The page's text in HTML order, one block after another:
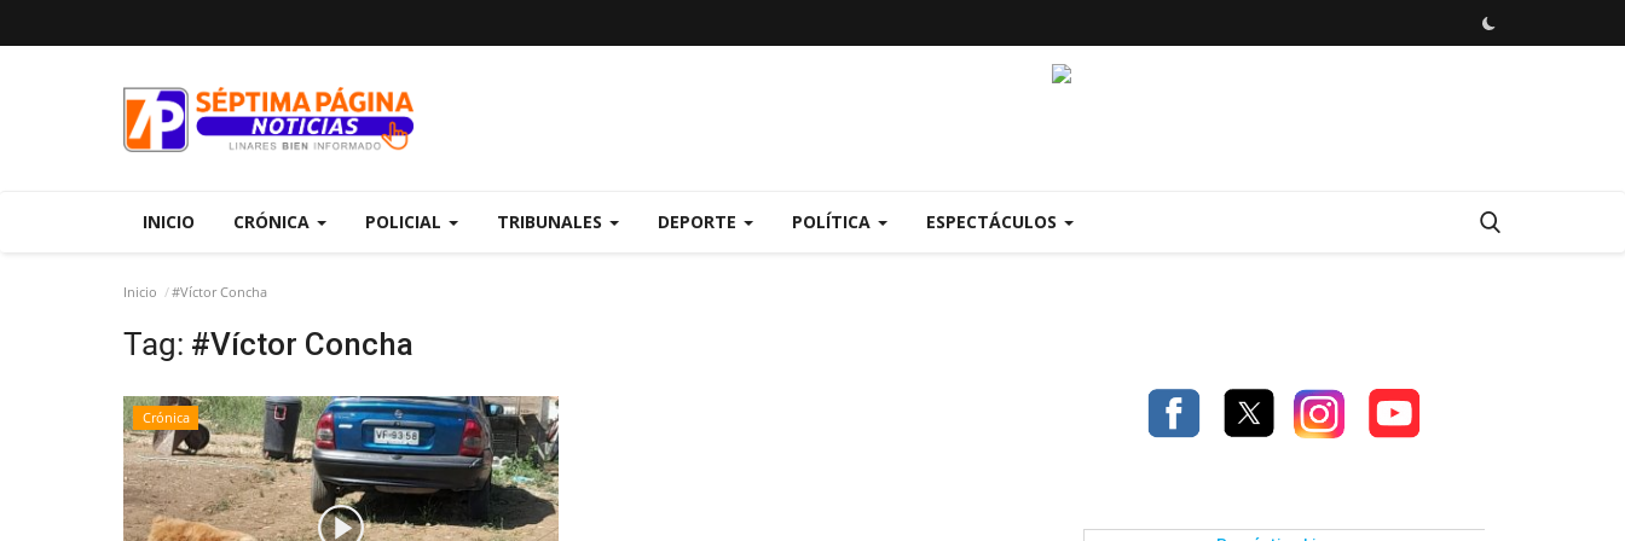
INICIO CRÓNICA POLICIAL TRIBUNALES DEPORTE POLÍTICA ESPECTÁCULOS
Inicio #Víctor Concha
Tag: #Víctor Concha
Crónica